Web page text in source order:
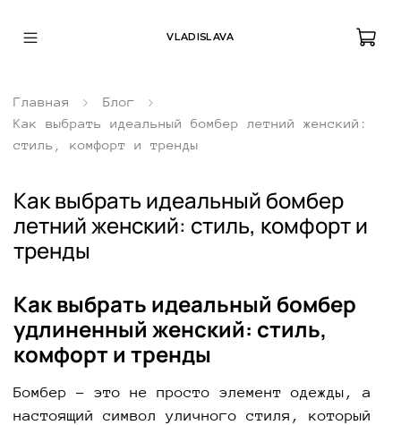
VLADISLAVA
Главная
Блог
Как выбрать идеальный бомбер летний женский:
стиль, комфорт и тренды
Как выбрать идеальный бомбер
летний женский: стиль, комфорт и
тренды
Как выбрать идеальный бомбер
удлиненный женский: стиль,
комфорт и тренды
Бомбер – это не просто элемент одежды, а
настоящий символ уличного стиля, который